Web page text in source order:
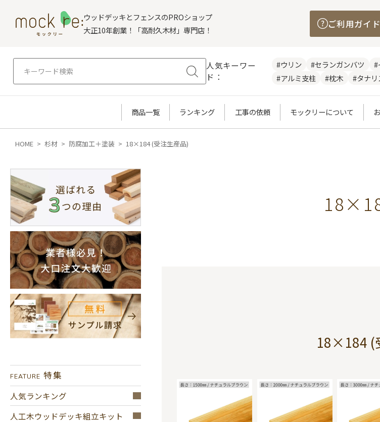
ウッドデッキとフェンスのPROショップ
大正10年創業！「高耐久木材」専門店！
ご利用ガイド
人気キーワー
ド：
#ウリン #セランガンバツ #
#アルミ支柱
#枕木 #タナリ
商品一覧 ランキング 工事の依頼 モックリーについて
HOME 杉材 防腐加工＋塗装 18×184 (受注生産品)
FEATURE 特集
人気ランキング
人工木ウッドデッキ組立キット
18×184 (